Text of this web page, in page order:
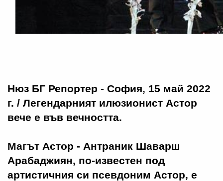
Нюз БГ Репортер - София, 15 май 2022
г. / Легендарният илюзионист Астор
вече е във вечността.
Магът Астор - Антраник Шаварш
Арабаджиян, по-известен под
артистичния си псевдоним Астор, е